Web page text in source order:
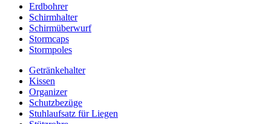
Erdbohrer
Schirmhalter
Schirmüberwurf
Stormcaps
Stormpoles
Getränkehalter
Kissen
Organizer
Schutzbezüge
Stuhlaufsatz für Liegen